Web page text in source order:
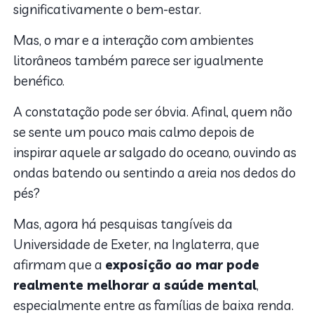
significativamente o bem-estar.
Mas, o mar e a interação com ambientes
litorâneos também parece ser igualmente
benéfico.
A constatação pode ser óbvia. Afinal, quem não
se sente um pouco mais calmo depois de
inspirar aquele ar salgado do oceano, ouvindo as
ondas batendo ou sentindo a areia nos dedos do
pés?
Mas, agora há pesquisas tangíveis da
Universidade de Exeter, na Inglaterra, que
afirmam que a exposição ao mar pode
realmente melhorar a saúde mental,
especialmente entre as famílias de baixa renda.